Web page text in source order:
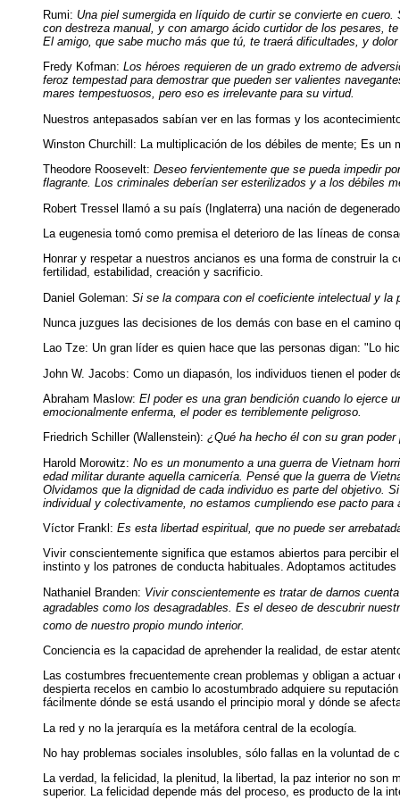
Rumi: Una piel sumergida en líquido de curtir se convierte en
con destreza manual, y con amargo ácido curtidor de los pesares,
El amigo, que sabe mucho más que tú, te traerá dificultades, y
Fredy Kofman: Los héroes requieren de un grado extremo de
feroz tempestad para demostrar que pueden ser valientes
mares tempestuosos, pero eso es irrelevante para su virtud.
Nuestros antepasados sabían ver en las formas y los
Winston Churchill: La multiplicación de los débiles de mente; Es un
Theodore Roosevelt: Deseo fervientemente que se pueda impedir
flagrante. Los criminales deberían ser esterilizados y a los débiles
Robert Tressel llamó a su país (Inglaterra) una nación de
La eugenesia tomó como premisa el deterioro de las líneas de
Honrar y respetar a nuestros ancianos es una forma de construir
fertilidad, estabilidad, creación y sacrificio.
Daniel Goleman: Si se la compara con el coeficiente intelectual y la
Nunca juzgues las decisiones de los demás con base en el
Lao Tze: Un gran líder es quien hace que las personas digan: "Lo
John W. Jacobs: Como un diapasón, los individuos tienen el poder
Abraham Maslow: El poder es una gran bendición cuando lo ejerce
emocionalmente enferma, el poder es terriblemente peligroso.
Friedrich Schiller (Wallenstein): ¿Qué ha hecho él con su gran
Harold Morowitz: No es un monumento a una guerra de Vietnam
edad militar durante aquella carnicería. Pensé que la guerra de
Olvidamos que la dignidad de cada individuo es parte del objetivo.
individual y colectivamente, no estamos cumpliendo ese pacto
Víctor Frankl: Es esta libertad espiritual, que no puede ser
Vivir conscientemente significa que estamos abiertos para percibir
instinto y los patrones de conducta habituales. Adoptamos
Nathaniel Branden: Vivir conscientemente es tratar de darnos
agradables como los desagradables. Es el deseo de descubrir
como de nuestro propio mundo interior.
Conciencia es la capacidad de aprehender la realidad, de estar
Las costumbres frecuentemente crean problemas y obligan a
despierta recelos en cambio lo acostumbrado adquiere su
fácilmente dónde se está usando el principio moral y dónde se
La red y no la jerarquía es la metáfora central de la ecología.
No hay problemas sociales insolubles, sólo fallas en la voluntad de
La verdad, la felicidad, la plenitud, la libertad, la paz interior no
superior. La felicidad depende más del proceso, es producto de la